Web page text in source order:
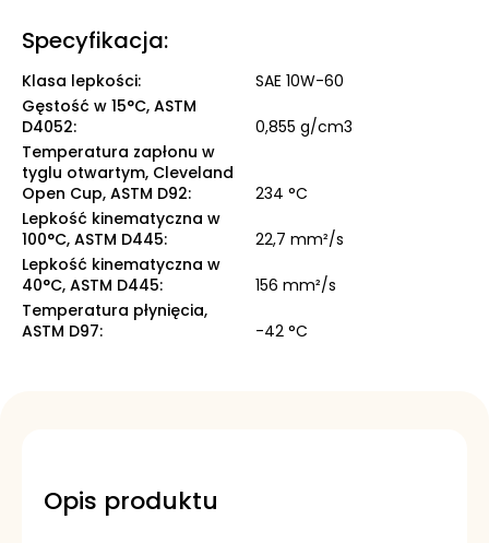
Specyfikacja:
Klasa lepkości:
SAE 10W-60
Gęstość w 15°C, ASTM
D4052:
0,855 g/cm3
Temperatura zapłonu w
tyglu otwartym, Cleveland
Open Cup, ASTM D92:
234 °C
Lepkość kinematyczna w
100°C, ASTM D445:
22,7 mm²/s
Lepkość kinematyczna w
40°C, ASTM D445:
156 mm²/s
Temperatura płynięcia,
ASTM D97: -42 °C
Opis produktu